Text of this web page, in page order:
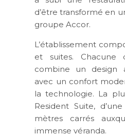
d’être transformé en
groupe Accor.
L’établissement
et suites. Chacune
combine un design
avec un confort
la technologie. La
Resident Suite,
mètres carrés
immense véranda.